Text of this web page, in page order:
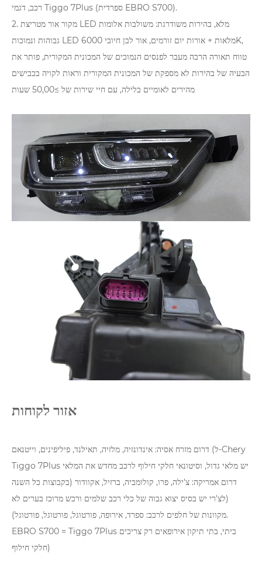
רכב, דגמי Tiggo 7Plus (ספרדית EBRO S700).
2. מקור אור מטריצת LED מלא, בהירות משודרגת: משולבות אלומות
גבוהות ונמוכות LED מלאות + אורות יום זורמים, אור לבן חיובי 6000K,
טווח תאורה הרבה מעבר לפנסים הנמוכים של המכונית המקורית, פותר את
הבעיה של בהירות לא מספקת של המכונית המקורית וראות לקויה בכבישים
מהירים לאומיים בלילה, עם חיי שירות של ≥50,00 שעות
אזור לקוחות
דרום מזרח אסיה: אינדונזיה, מלזיה, תאילנד, פיליפינים, וייטנאם (ל-Chery
Tiggo 7Plus יש מלאי גדול, וסיטונאי חלקי חילוף לרכב מחדש את המלאי
בקבוצות כל השנה) דרום אמריקה: צ'ילה, פרו, קולומביה, ברזיל, אקוודור
(לצ'רי יש בסיס יצוא גבוה של כלי רכב שלמים ורכש מרוכז בערים לא
מקוונות של חלפים לרכב: ספרד, אירופה, פורטוגל, פורטוגל, פורטוגל).
EBRO S700 = Tiggo 7Plus ביתי, בתי תיקון אירופאים רק צריכים
חלקי חילוף)